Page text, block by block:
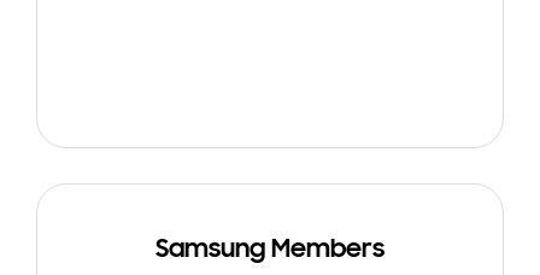
Samsung Members